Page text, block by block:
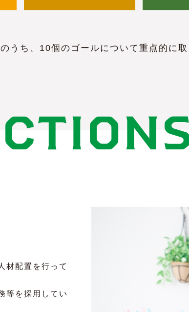
うち、10個のゴールについて重点的に
材配置を行って
等を採用してい